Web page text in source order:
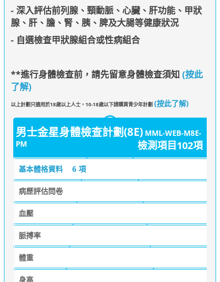
- 深入評估前列腺、頸動脈、心臟、肝功能、甲狀
腺、肝、膽、腎、胰、脾及大腸等健康狀況
- 自選檢查甲狀腺組合或性病組合
**進行身體檢查前，請先留意身體檢查須知 (按此
了解)
以上計劃只適用於18歲以上人士，10-18歲以下請購買青少年計劃 (按此了解)
男士金星身體檢查計劃(8E) MML-WEB-M8E-
PM
檢測項目102項
基本體格資料 6 項
病歷評估問卷
血壓
脈搏率
體重
身高